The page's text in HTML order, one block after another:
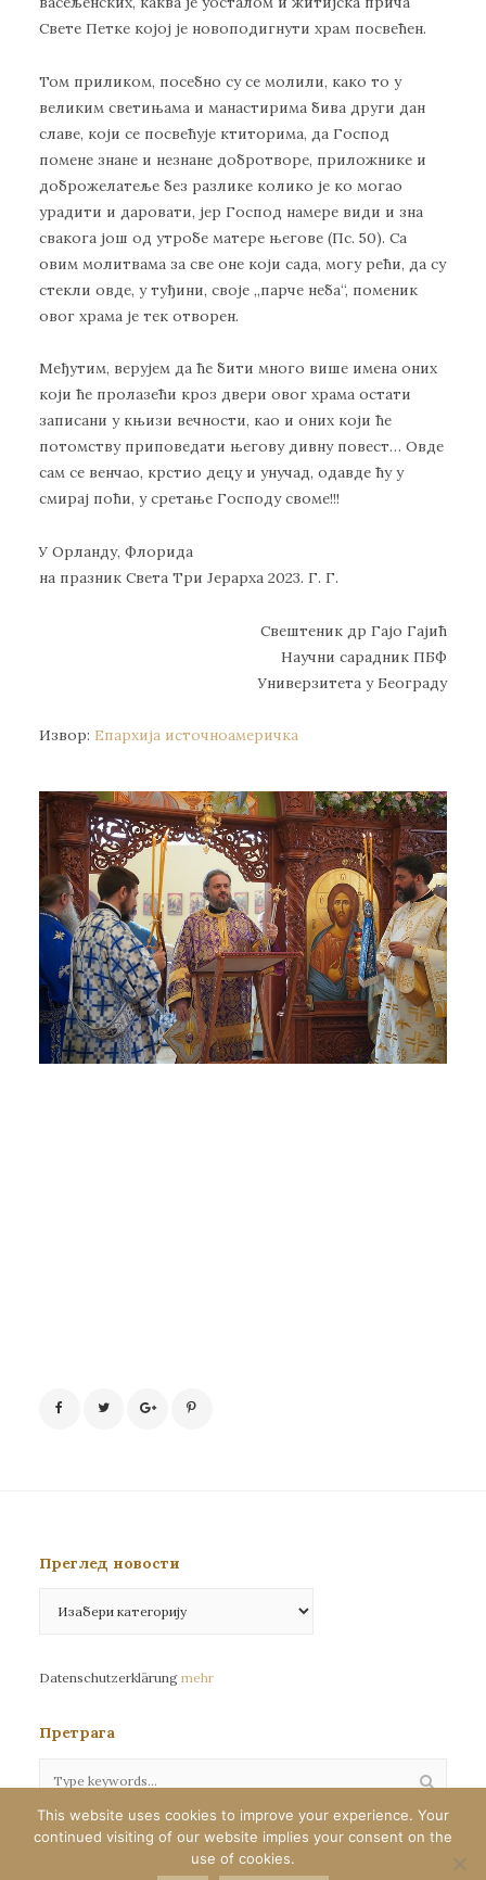
Свете Петке којој је новоподигнути храм посвећен.
Том приликом, посебно су се молили, како то у
великим светињама и манастирима бива други дан
славе, који се посвећује ктиторима, да Господ
помене знане и незнане добротворе, приложнике и
доброжелатеље без разлике колико је ко могао
урадити и даровати, јер Господ намере види и зна
свакога још од утробе матере његове (Пс. 50). Са
овим молитвама за све оне који сада, могу рећи, да су
стекли овде, у туђини, своје „парче неба“, поменик
овог храма је тек отворен.
Међутим, верујем да ће бити много више имена оних
који ће пролазећи кроз двери овог храма остати
записани у књизи вечности, као и оних који ће
потомству приповедати његову дивну повест… Овде
сам се венчао, крстио децу и унучад, одавде ћу у
смирај поћи, у сретање Господу своме!!!
У Орланду, Флорида
на празник Света Три Јерарха 2023. Г. Г.
Свештеник др Гајо Гајић
Научни сарадник ПБФ
Универзитета у Београду
Извор: Епархија источноамеричка
Преглед новости
новости
Datenschutzerklärung mehr
Претрага
Сва права задржана©eparhija-nemacka.com
Илустрације : Јелена Јефтић
This website uses cookies to improve your experience. Your
continued visiting of our website implies your consent on the
use of cookies.